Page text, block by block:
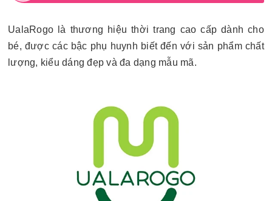
UalaRogo là thương hiệu thời trang cao cấp dành cho
bé, được các bậc phụ huynh biết đến với sản phẩm chất
lượng, kiểu dáng đẹp và đa dạng mẫu mã.